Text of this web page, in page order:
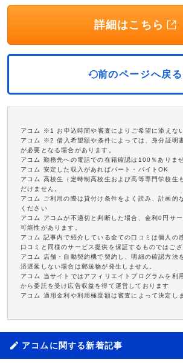
詳細はこちら
前のページへ戻る
アコム ※1 お申込時間や審査によりご希望に添えな
アコム ※2 借入希望額や条件によっては、身分証明
が必要となる場合があります。
アコム 勤務先への電話での在籍確認は100％ありませ
アコム 安定した収入があればパート・バイトOK
アコム 高校生（定時制高校生および高等専門学校生
だけません。
アコム ご利用の際は貸付け条件をよく読み、計画的
ください
アコム アコムが不適切と判断した場合、金利0円サ
可能性があります。
アコム 記事内で紹介している全ての口コミは個人の
口コミと同様のサービス提供を保証するものではござ
アコム 店舗・自動契約機で契約し、明細の確認方法
済遅延しない場合は郵送物が発生しません。
アコム 当サイトではアフィリエイトプログラムを利
から委託を受け広告収益を得て運営しております
アコム 適用金利や利用極度額は審査によって決定し
アコムに関する新着記事